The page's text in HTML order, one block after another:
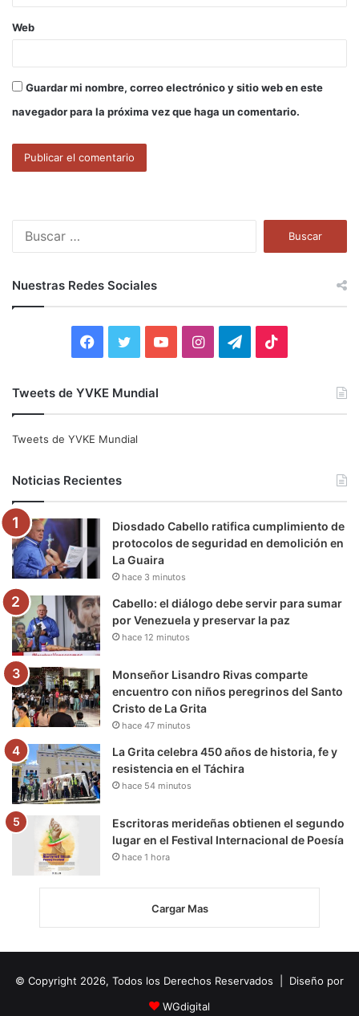
Web
Guardar mi nombre, correo electrónico y sitio web en este
navegador para la próxima vez que haga un comentario.
:
Nuestras Redes Sociales
e
o
k
t
e
r
b
e
I
g
r
m
r
a
k
Tweets de YVKE Mundial
Tweets de YVKE Mundial
Noticias Recientes
Diosdado Cabello ratifica cumplimiento de
protocolos de seguridad en demolición en
La Guaira
hace 3 minutos
Cabello: el diálogo debe servir para sumar
por Venezuela y preservar la paz
hace 12 minutos
Monseñor Lisandro Rivas comparte
encuentro con niños peregrinos del Santo
Cristo de La Grita
hace 47 minutos
La Grita celebra 450 años de historia, fe y
resistencia en el Táchira
hace 54 minutos
Escritoras merideñas obtienen el segundo
lugar en el Festival Internacional de Poesía
hace 1 hora
Cargar Mas
© Copyright 2026, Todos los Derechos Reservados | Diseño por
WGdigital